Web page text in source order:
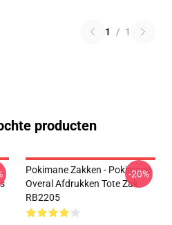
1 / 1
producten
Pokimane Zakken - Pokimane
Overal Afdrukken Tote Zak
RB2205
-20%